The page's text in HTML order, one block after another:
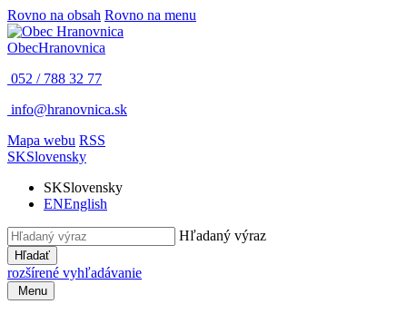
Rovno na obsah Rovno na menu
ObecHranovnica
052 / 788 32 77
info@hranovnica.sk
Mapa webu RSS
SKSlovensky
SKSlovensky
ENEnglish
Hľadaný výraz
Hľadať
rozšírené vyhľadávanie
Menu